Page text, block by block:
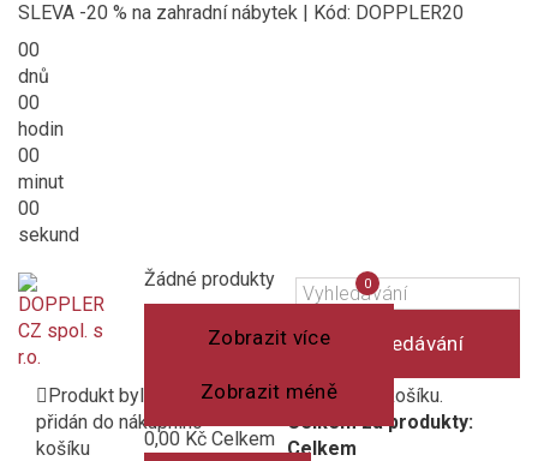
SLEVA -20 % na zahradní nábytek | Kód: DOPPLER20
00
dnů
00
hodin
00
minut
00
sekund
Vyhledávání
Košík
(prázdný)
Žádné produkty
Zobrazit více
Zobrazit méně
0,00 Kč Celkem
Produkt byl úspěšně
přidán do nákupního
košíku
1 produkt v košíku.
Celkem za produkty:
Celkem
Porovnání
produktů
0